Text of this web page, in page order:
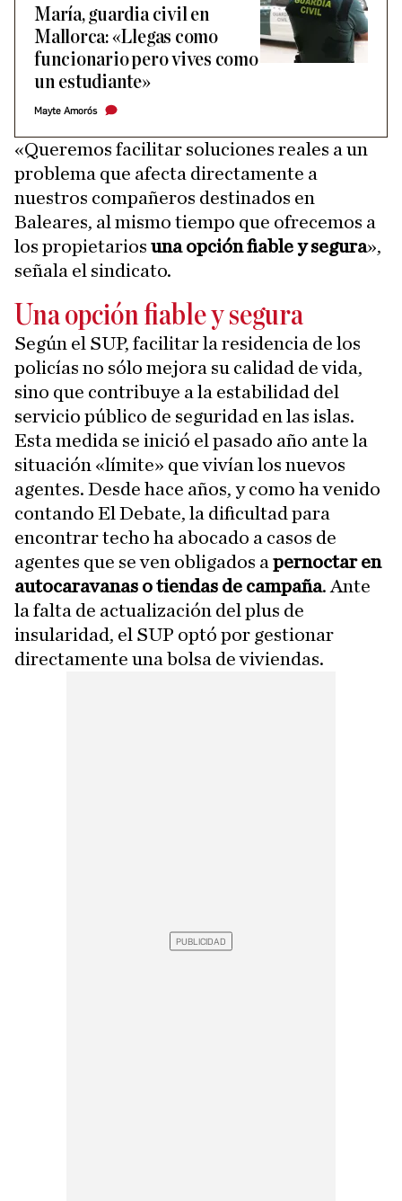
María, guardia civil en
Mallorca: «Llegas como
funcionario pero vives como
un estudiante»
Mayte Amorós
«Queremos facilitar soluciones reales a un
problema que afecta directamente a
nuestros compañeros destinados en
Baleares, al mismo tiempo que ofrecemos a
los propietarios una opción fiable y segura»,
señala el sindicato.
Una opción fiable y segura
Según el SUP, facilitar la residencia de los
policías no sólo mejora su calidad de vida,
sino que contribuye a la estabilidad del
servicio público de seguridad en las islas.
Esta medida se inició el pasado año ante la
situación «límite» que vivían los nuevos
agentes. Desde hace años, y como ha venido
contando El Debate, la dificultad para
encontrar techo ha abocado a casos de
agentes que se ven obligados a pernoctar en
autocaravanas o tiendas de campaña. Ante
la falta de actualización del plus de
insularidad, el SUP optó por gestionar
directamente una bolsa de viviendas.